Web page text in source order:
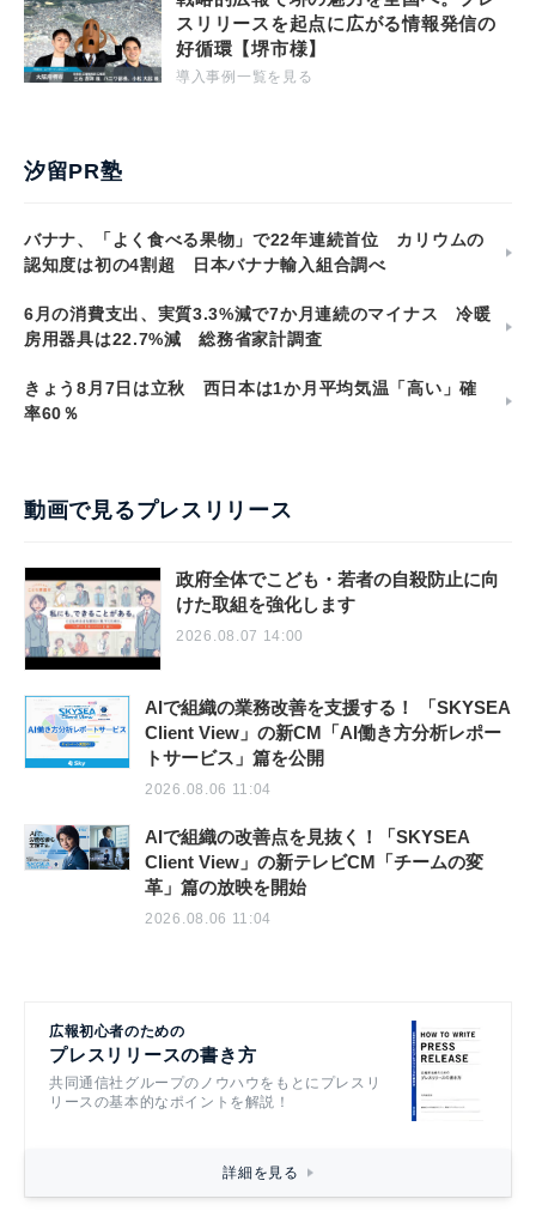
スリリースを起点に広がる情報発信の
好循環【堺市様】
導入事例一覧を見る
汐留PR塾
バナナ、「よく食べる果物」で22年連続首位 カリウムの
認知度は初の4割超 日本バナナ輸入組合調べ
6月の消費支出、実質3.3%減で7か月連続のマイナス 冷暖
房用器具は22.7%減 総務省家計調査
きょう8月7日は立秋 西日本は1か月平均気温「高い」確
率60％
動画で見るプレスリリース
政府全体でこども・若者の自殺防止に向
けた取組を強化します
2026.08.07 14:00
AIで組織の業務改善を支援する！ 「SKYSEA
Client View」の新CM「AI働き方分析レポー
トサービス」篇を公開
2026.08.06 11:04
AIで組織の改善点を見抜く！「SKYSEA
Client View」の新テレビCM「チームの変
革」篇の放映を開始
2026.08.06 11:04
広報初心者のための
プレスリリースの書き方
共同通信社グループのノウハウをもとにプレスリ
リースの基本的なポイントを解説！
詳細を見る